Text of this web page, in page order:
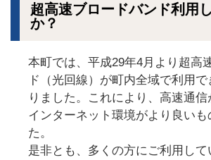
超高速ブロードバンド利用
か？
本町では、平成29年4月より超高
ド（光回線）が町内全域で利用
りました。これにより、高速通信
インターネット環境がより良いも
た。
是非とも、多くの方にご利用して